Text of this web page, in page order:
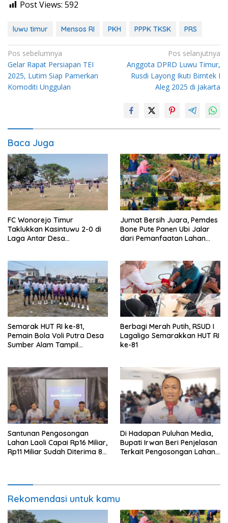
Post Views: 592
luwu timur Mensos RI PKH PPPK TKSK PRS
Navigasi
pos
Pos sebelumnya
Gelar Rapat Persiapan TEI
2025, Lutim Siap Pamerkan
Komoditi Unggulan
Pos selanjutnya
Anggota DPRD Luwu Timur,
Rusdi Layong Ikuti Bimtek I
Aleg 2025 di Jakarta
Baca Juga
FC Wonorejo Timur
Taklukkan Kasintuwu 2-0 di
Laga Antar Desa
Jumat Bersih Juara, Pemdes
Bone Pute Panen Ubi Jalar
dari Pemanfaatan Lahan
Semarak HUT RI ke-81,
Pemain Bola Voli Putra Desa
Sumber Alam Tampil
Berbagi Merah Putih, RSUD I
Lagaligo Semarakkan HUT RI
ke-81
Santunan Pengosongan
Lahan Laoli Capai Rp16 Miliar,
Rp11 Miliar Sudah Diterima 83
Di Hadapan Puluhan Media,
Bupati Irwan Beri Penjelasan
Terkait Pengosongan Lahan
Rekomendasi untuk kamu